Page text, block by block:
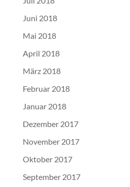
Juni 2018
Mai 2018
April 2018
März 2018
Februar 2018
Januar 2018
Dezember 2017
November 2017
Oktober 2017
September 2017